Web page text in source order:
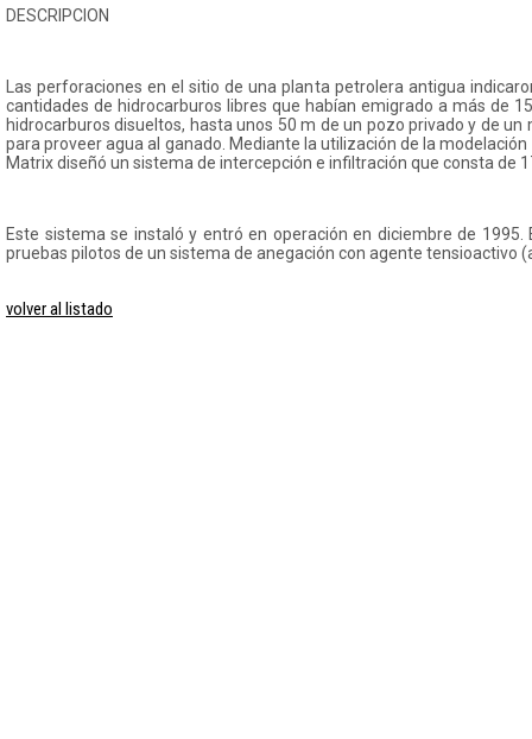
DESCRIPCION
Las perforaciones en el sitio de una planta petrolera antigua
cantidades de hidrocarburos libres que habían emigrado a más de
hidrocarburos disueltos, hasta unos 50 m de un pozo privado y de
para proveer agua al ganado. Mediante la utilización de la
Matrix diseñó un sistema de intercepción e infiltración que consta de
Este sistema se instaló y entró en operación en diciembre de 1995.
pruebas pilotos de un sistema de anegación con agente tensioactivo
volver al listado